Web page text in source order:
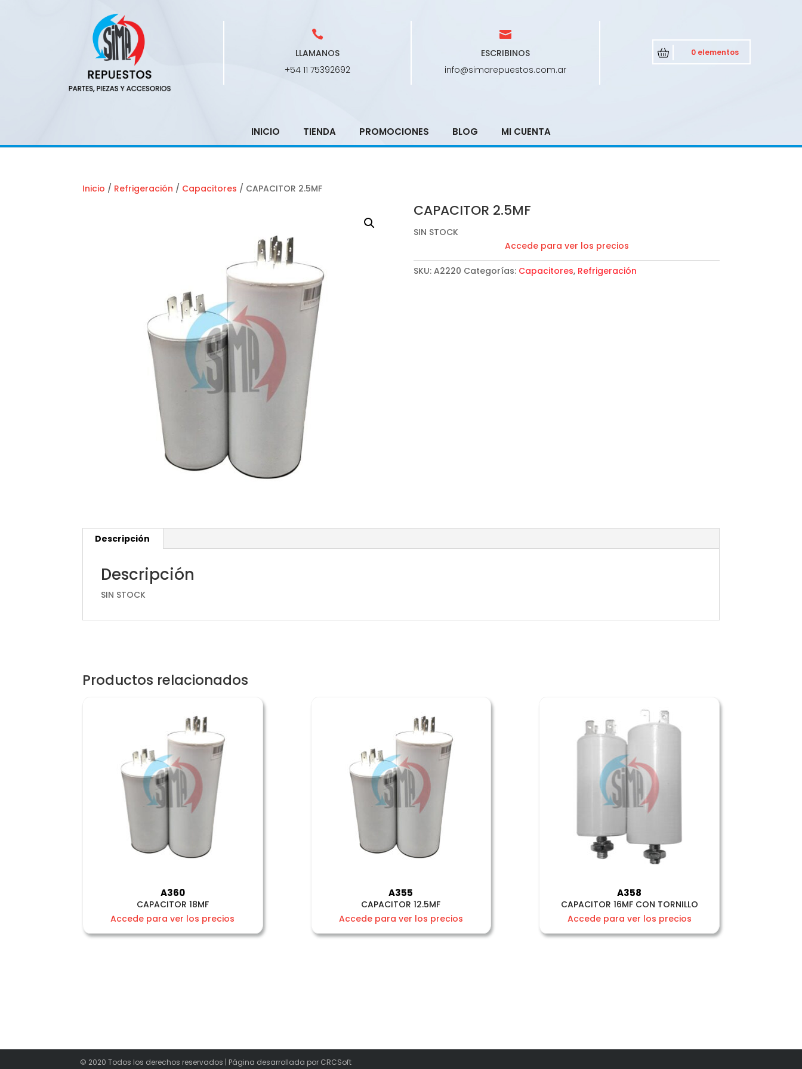
LLAMANOS
+54 11 75392692
ESCRIBINOS
info@simarepuestos.com.ar
0 elementos
INICIO TIENDA PROMOCIONES BLOG MI CUENTA
Inicio / Refrigeración / Capacitores / CAPACITOR 2.5MF
CAPACITOR 2.5MF
SIN STOCK
Accede para ver los precios
SKU:A2220 Categorías: Capacitores, Refrigeración
Descripción
Descripción
SIN STOCK
Productos relacionados
A360
CAPACITOR 18MF
Accede para ver los precios
A355
CAPACITOR 12.5MF
Accede para ver los precios
A358
CAPACITOR 16MF CON TORNILLO
Accede para ver los precios
© 2020 Todos los derechos reservados | Página desarrollada por CRCSoft